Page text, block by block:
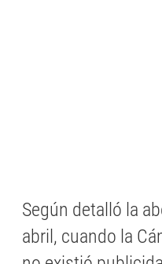
Según detalló la
abril, cuando la